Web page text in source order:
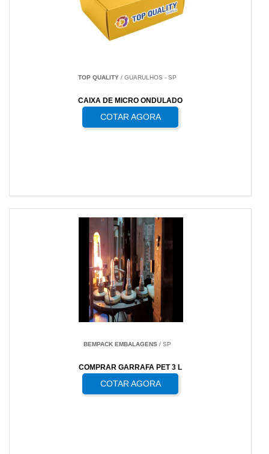
TOP QUALITY/ GUARULHOS - SP
CAIXA DE MICRO ONDULADO
COTAR AGORA
BEMPACK EMBALAGENS/ SP
COMPRAR GARRAFA PET 3 L
COTAR AGORA